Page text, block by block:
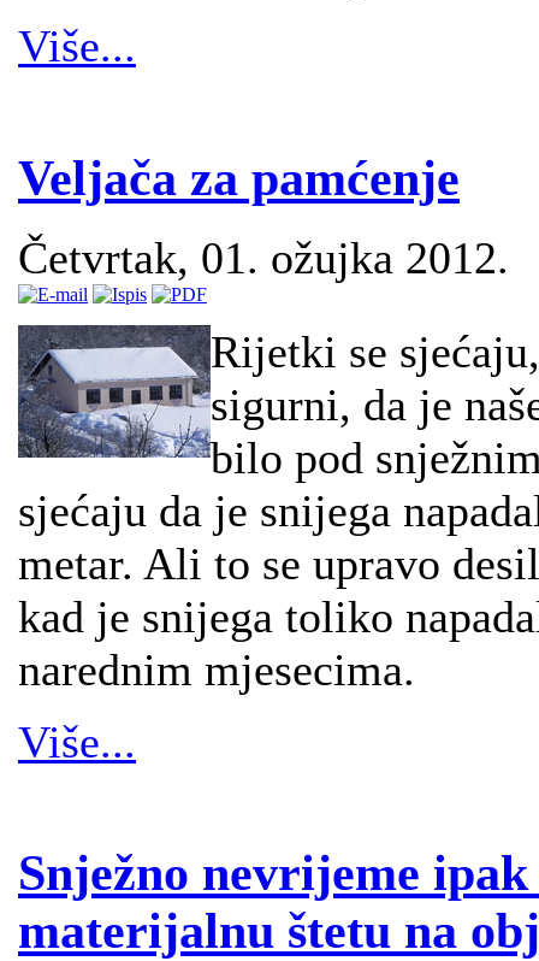
Više...
Veljača za pamćenje
Četvrtak, 01. ožujka 2012.
Rijetki se
sigurni, da je
bilo pod
sjećaju da je snijega
metar. Ali to se upravo
kad je snijega toliko
narednim mjesecima.
Više...
Snježno nevrijeme
materijalnu štetu na